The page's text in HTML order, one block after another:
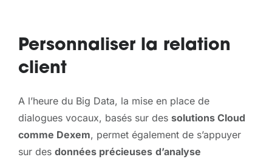
Personnaliser la relation
client
A l’heure du Big Data, la mise en place de
dialogues vocaux, basés sur des solutions Cloud
comme Dexem, permet également de s’appuyer
sur des données précieuses d’analyse